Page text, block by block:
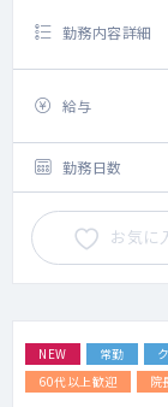
勤務内容詳細
給与
勤務日数
お気に
NEW 常勤
60代以上歓迎
院